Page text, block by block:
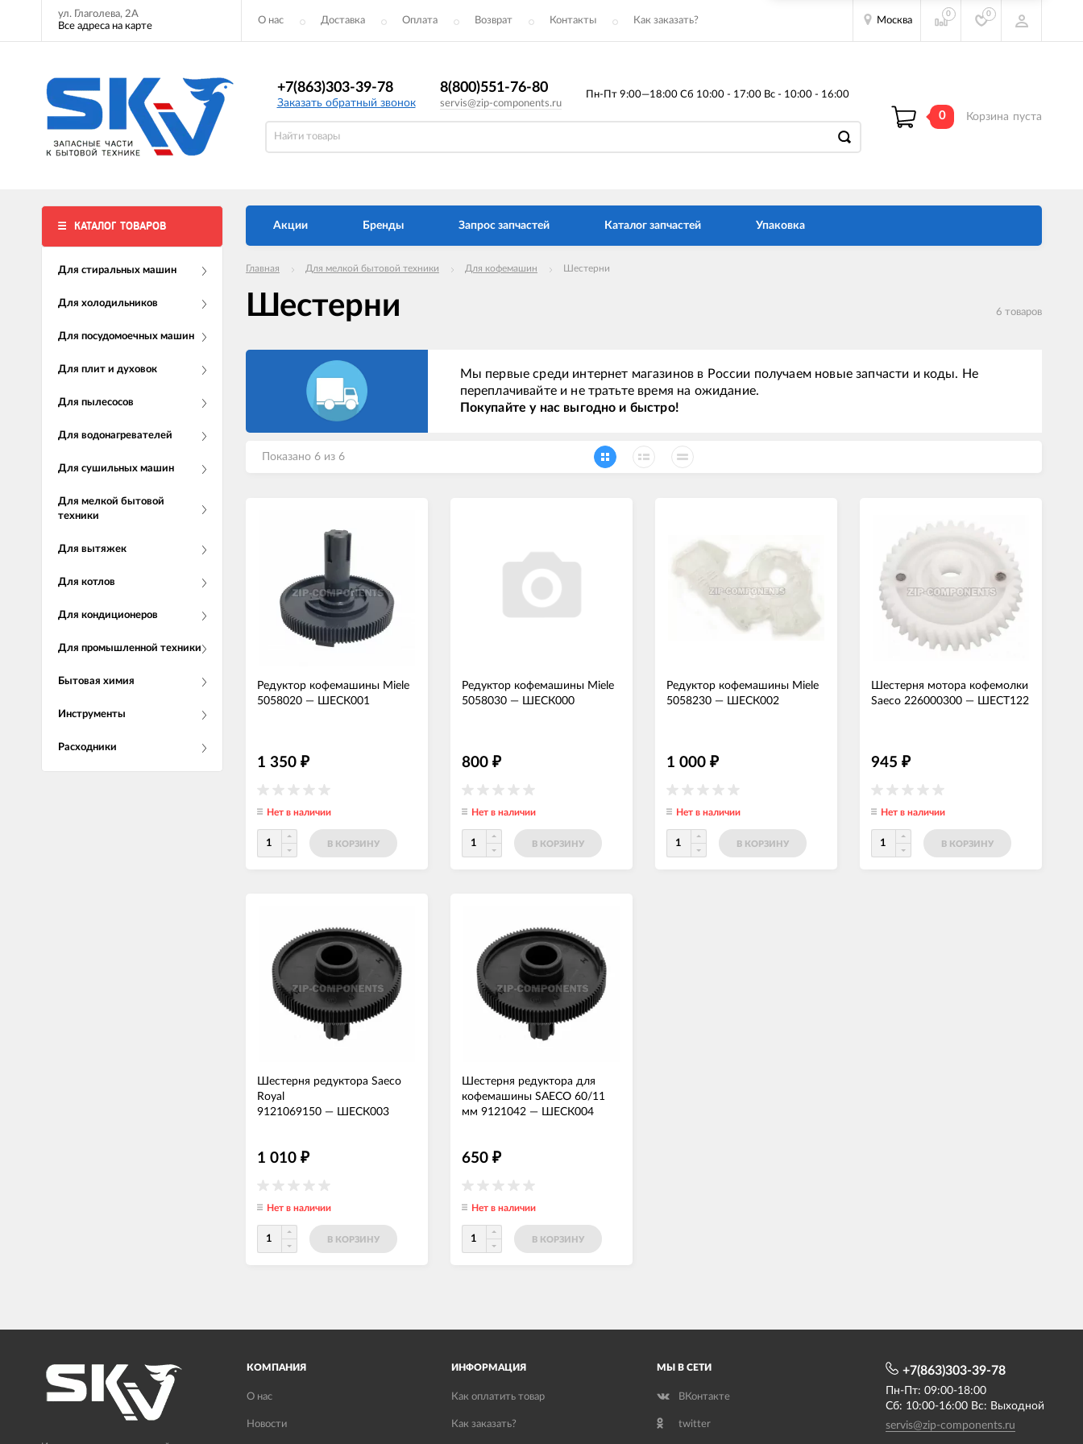
ул. Глаголева, 2А
Все адреса на карте
О нас Доставка Оплата Возврат Контакты Как заказать? Москва
0 0
+7(863)303-39-78
Заказать обратный звонок
8(800)551-76-80
servis@zip-components.ru
Пн-Пт 9:00—18:00 Сб 10:00 - 17:00 Вс - 10:00 - 16:00
0 Корзина пуста
КАТАЛОГ ТОВАРОВ
Для стиральных машин
Для холодильников
Для посудомоечных машин
Для плит и духовок
Для пылесосов
Для водонагревателей
Для сушильных машин
Для мелкой бытовой
техники
Для вытяжек
Для котлов
Для кондиционеров
Для промышленной техники
Бытовая химия
Инструменты
Расходники
Акции Бренды Запрос запчастей Каталог запчастей Упаковка
Главная Для мелкой бытовой техники Для кофемашин Шестерни
Шестерни 6 товаров
Мы первые среди интернет магазинов в России получаем новые запчасти и коды. Не
переплачивайте и не тратьте время на ожидание.
Покупайте у нас выгодно и быстро!
Показано 6 из 6
Редуктор кофемашины Miele
5058020 — ШЕСК001
1 350 ₽
Нет в наличии
В КОРЗИНУ
Редуктор кофемашины Miele
5058030 — ШЕСК000
800 ₽
Нет в наличии
В КОРЗИНУ
Редуктор кофемашины Miele
5058230 — ШЕСК002
1 000 ₽
Нет в наличии
В КОРЗИНУ
Шестерня мотора кофемолки
Saeco 226000300 — ШЕСТ122
945 ₽
Нет в наличии
В КОРЗИНУ
Шестерня редуктора Saeco
Royal
9121069150 — ШЕСК003
1 010 ₽
Нет в наличии
В КОРЗИНУ
Шестерня редуктора для
кофемашины SAECO 60/11
мм 9121042 — ШЕСК004
650 ₽
Нет в наличии
В КОРЗИНУ
КОМПАНИЯ
О нас
Новости
ИНФОРМАЦИЯ
Как оплатить товар
Как заказать?
МЫ В СЕТИ
ВКонтакте
twitter
+7(863)303-39-78
Пн-Пт: 09:00-18:00
Сб: 10:00-16:00 Вс: Выходной
servis@zip-components.ru